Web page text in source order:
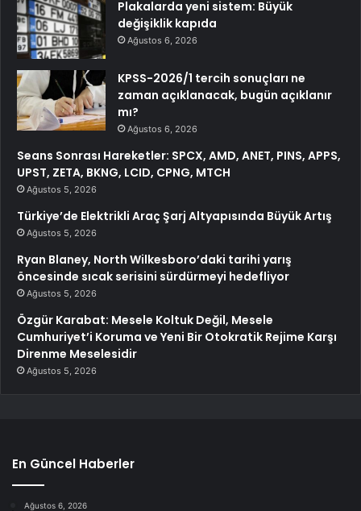
Plakalarda yeni sistem: Büyük
değişiklik kapıda
Ağustos 6, 2026
KPSS-2026/1 tercih sonuçları ne
zaman açıklanacak, bugün açıklanır
mı?
Ağustos 6, 2026
Seans Sonrası Hareketler: SPCX, AMD, ANET, PINS, APPS,
UPST, ZETA, BKNG, LCID, CPNG, MTCH
Ağustos 5, 2026
Türkiye’de Elektrikli Araç Şarj Altyapısında Büyük Artış
Ağustos 5, 2026
Ryan Blaney, North Wilkesboro’daki tarihi yarış
öncesinde sıcak serisini sürdürmeyi hedefliyor
Ağustos 5, 2026
Özgür Karabat: Mesele Koltuk Değil, Mesele
Cumhuriyet’i Koruma ve Yeni Bir Otokratik Rejime Karşı
Direnme Meselesidir
Ağustos 5, 2026
En Güncel Haberler
Ağustos 6, 2026